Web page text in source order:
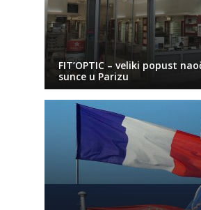
FIT’OPTIC – veliki popust
sunce u Parizu